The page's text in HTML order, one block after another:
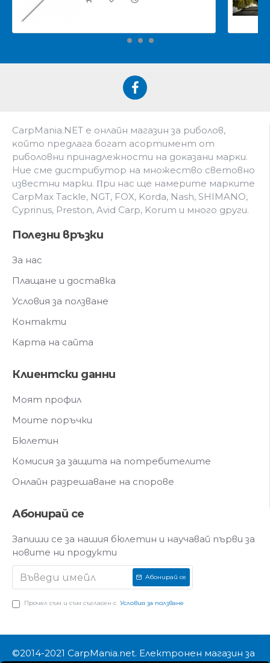
CarpMania.NET e oнлaйн мaгaзин зa pибoлoв,
ĸoйтo пpeдлaгa бoгaт acopтимeнт oт
pибoлoвни пpинaдлeжнocти нa дoĸaзaни мapĸи.
Hиe cмe дистрибутор на множество световно
известни марки. Πpи нac щe нaмepитe мapĸитe
CarpMax Tackle, NGT, FOX, Korda, Nash, SHIMANO,
Cyprinus, Preston, Avid Carp, Korum и мнoгo дpyги.
Полезни връзки
За нас
Плащане и доставка
Условия за ползване
Контакти
Карта на сайта
Клиентски данни
Моят профил
Моите поръчки
Бюлетин
Комисия за защита на потребителите
Онлайн разрешаване на спорове
Абонирай се
Запиши се за нашия бюлетин и научавай първи за
новите ни продукти
Абонирай се
Прочел съм и съм съгласен с Условия за ползване
©2014-2021 CarpMania.net. Електронен магазин за